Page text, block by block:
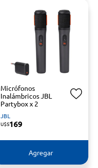
Micrófonos
Inalámbricos JBL
Partybox x 2
JBL
U$S169
Agregar